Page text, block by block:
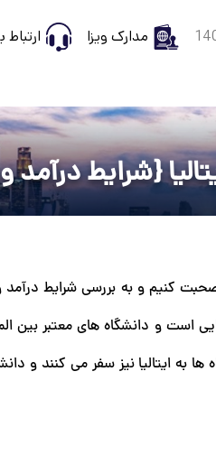
مدارک ویزا ارتباط
{شرایط درآمد
کنیم و به بررسی شرایط درآمد و
است و دانشگاه های معتبر بین‌
به ایتالیا نیز سفر می کنند و